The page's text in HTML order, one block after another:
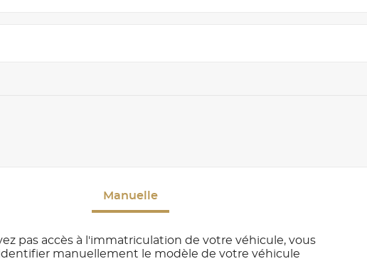
Manuelle
pas accès à l'immatriculation de votre véhicule, vous
manuellement le modèle de votre véhicule